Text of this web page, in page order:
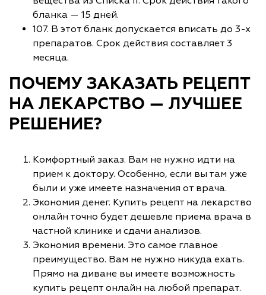
бланка — 15 дней.
107. В этот бланк допускается вписать до 3-х
препаратов. Срок действия составляет 3
месяца.
ПОЧЕМУ ЗАКАЗАТЬ РЕЦЕПТ
НА ЛЕКАРСТВО — ЛУЧШЕЕ
РЕШЕНИЕ?
Комфортный заказ. Вам не нужно идти на
прием к доктору. Особенно, если вы там уже
были и уже имеете назначения от врача.
Экономия денег. Купить рецепт на лекарство
онлайн точно будет дешевле приема врача в
частной клинике и сдачи анализов.
Экономия времени. Это самое главное
преимущество. Вам не нужно никуда ехать.
Прямо на диване вы имеете возможность
купить рецепт онлайн на любой препарат.